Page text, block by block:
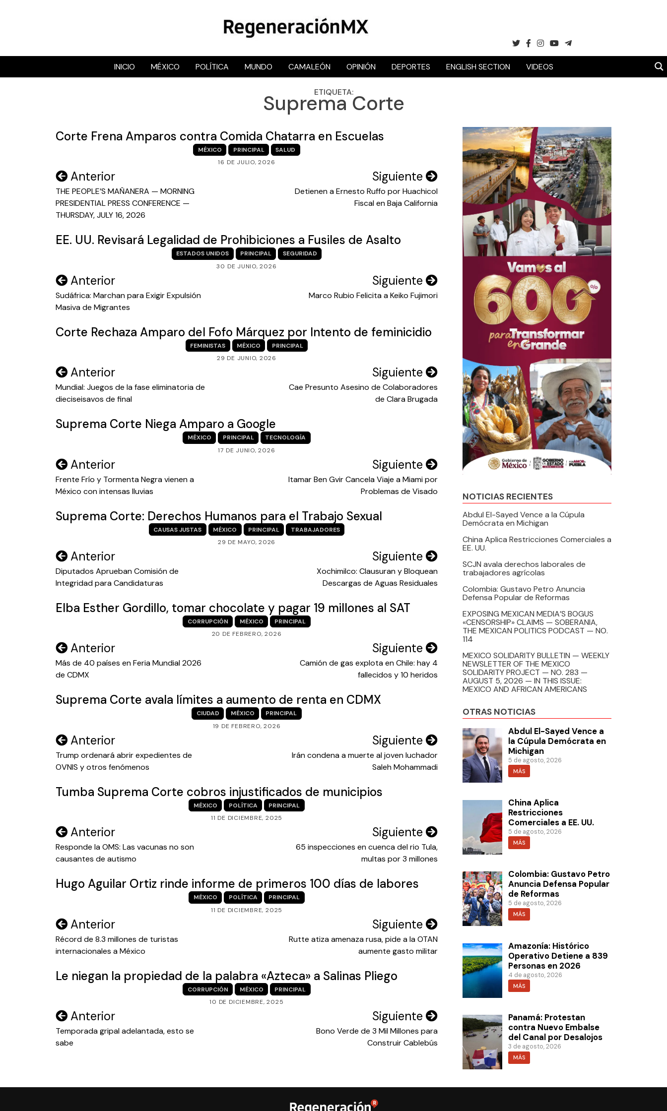
RegeneraciónMX
Sitio de noticias libre e independiente
INICIO MÉXICO POLÍTICA MUNDO CAMALEÓN OPINIÓN DEPORTES ENGLISH SECTION VIDEOS
ETIQUETA:
Suprema Corte
Corte Frena Amparos contra Comida Chatarra en Escuelas
MÉXICO PRINCIPAL
SALUD
16 DE JULIO, 2026
Navegación
de
entradas
Anterior
THE PEOPLE’S MAÑANERA — MORNING
PRESIDENTIAL PRESS CONFERENCE —
THURSDAY, JULY 16, 2026
Siguiente
Detienen a Ernesto Ruffo por Huachicol
Fiscal en Baja California
EE. UU. Revisará Legalidad de Prohibiciones a Fusiles de Asalto
ESTADOS UNIDOS PRINCIPAL
SEGURIDAD
30 DE JUNIO, 2026
Navegación
de
entradas
Anterior
Sudáfrica: Marchan para Exigir Expulsión
Masiva de Migrantes
Siguiente
Marco Rubio Felicita a Keiko Fujimori
Corte Rechaza Amparo del Fofo Márquez por Intento de feminicidio
FEMINISTAS MÉXICO
PRINCIPAL
29 DE JUNIO, 2026
Navegación
de
Anterior
Mundial: Juegos de la fase eliminatoria de
dieciseisavos de final
Siguiente
Cae Presunto Asesino de Colaboradores
de Clara Brugada
Suprema Corte Niega Amparo a Google
MÉXICO PRINCIPAL
TECNOLOGÍA
17 DE JUNIO, 2026
Navegación
de
Anterior
Frente Frío y Tormenta Negra vienen a
México con intensas lluvias
Siguiente
Itamar Ben Gvir Cancela Viaje a Miami por
Problemas de Visado
Suprema Corte: Derechos Humanos para el Trabajo Sexual
CAUSAS JUSTAS MÉXICO PRINCIPAL
TRABAJADORES
29 DE MAYO, 2026
Navegación
de
entradas
Anterior
Diputados Aprueban Comisión de
Integridad para Candidaturas
Siguiente
Xochimilco: Clausuran y Bloquean
Descargas de Aguas Residuales
Elba Esther Gordillo, tomar chocolate y pagar 19 millones al SAT
CORRUPCIÓN MÉXICO
PRINCIPAL
20 DE FEBRERO, 2026
Navegación
de
Anterior
Más de 40 países en Feria Mundial 2026
de CDMX
Siguiente
Camión de gas explota en Chile: hay 4
fallecidos y 10 heridos
Suprema Corte avala límites a aumento de renta en CDMX
CIUDAD MÉXICO
PRINCIPAL
19 DE FEBRERO, 2026
Navegación
de
entradas
Anterior
Trump ordenará abrir expedientes de
OVNIS y otros fenómenos
Siguiente
Irán condena a muerte al joven luchador
Saleh Mohammadi
Tumba Suprema Corte cobros injustificados de municipios
MÉXICO POLÍTICA
PRINCIPAL
11 DE DICIEMBRE, 2025
Navegación
de
Anterior
Responde la OMS: Las vacunas no son
causantes de autismo
Siguiente
65 inspecciones en cuenca del rio Tula,
multas por 3 millones
Hugo Aguilar Ortiz rinde informe de primeros 100 días de labores
MÉXICO POLÍTICA
PRINCIPAL
11 DE DICIEMBRE, 2025
Navegación
de
Anterior
Récord de 8.3 millones de turistas
internacionales a México
Siguiente
Rutte atiza amenaza rusa, pide a la OTAN
aumente gasto militar
Le niegan la propiedad de la palabra «Azteca» a Salinas Pliego
CORRUPCIÓN MÉXICO
PRINCIPAL
10 DE DICIEMBRE, 2025
Navegación
de
Anterior
Temporada gripal adelantada, esto se
sabe
Siguiente
Bono Verde de 3 Mil Millones para
Construir Cablebús
NOTICIAS RECIENTES
Abdul El-Sayed Vence a la Cúpula
Demócrata en Michigan
China Aplica Restricciones Comerciales a
EE. UU.
SCJN avala derechos laborales de
trabajadores agrícolas
Colombia: Gustavo Petro Anuncia
Defensa Popular de Reformas
EXPOSING MEXICAN MEDIA’S BOGUS
«CENSORSHIP» CLAIMS — SOBERANIA,
THE MEXICAN POLITICS PODCAST — NO.
114
MEXICO SOLIDARITY BULLETIN — WEEKLY
NEWSLETTER OF THE MEXICO
SOLIDARITY PROJECT — NO. 283 —
AUGUST 5, 2026 — IN THIS ISSUE:
MEXICO AND AFRICAN AMERICANS
OTRAS NOTICIAS
Abdul El-Sayed Vence a
la Cúpula Demócrata en
Michigan
5 de agosto, 2026
MÁS
China Aplica
Restricciones
Comerciales a EE. UU.
5 de agosto, 2026
MÁS
Colombia: Gustavo Petro
Anuncia Defensa Popular
de Reformas
5 de agosto, 2026
MÁS
Amazonía: Histórico
Operativo Detiene a 839
Personas en 2026
4 de agosto, 2026
MÁS
Panamá: Protestan
contra Nuevo Embalse
del Canal por Desalojos
3 de agosto, 2026
MÁS